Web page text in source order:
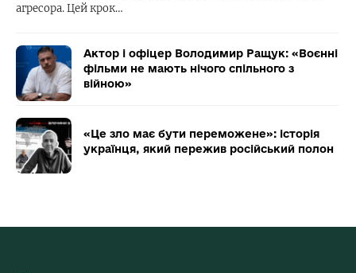
агресора. Цей крок…
Актор і офіцер Володимир Ращук: «Воєнні
фільми не мають нічого спільного з
війною»
«Це зло має бути переможене»: історія
українця, який пережив російський полон